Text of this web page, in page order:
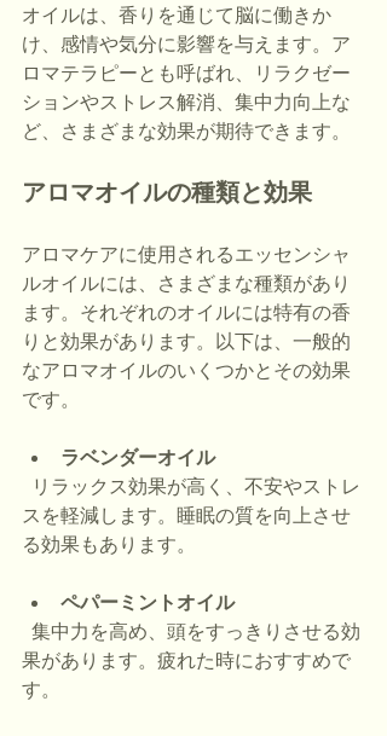
オイルは、香りを通じて脳に働きか
け、感情や気分に影響を与えます。ア
ロマテラピーとも呼ばれ、リラクゼー
ションやストレス解消、集中力向上な
ど、さまざまな効果が期待できます。
アロマオイルの種類と効果
アロマケアに使用されるエッセンシャ
ルオイルには、さまざまな種類があり
ます。それぞれのオイルには特有の香
りと効果があります。以下は、一般的
なアロマオイルのいくつかとその効果
です。
ラベンダーオイル
スを軽減します。睡眠の質を向上させ
る効果もあります。
ペパーミントオイル
果があります。疲れた時におすすめで
す。